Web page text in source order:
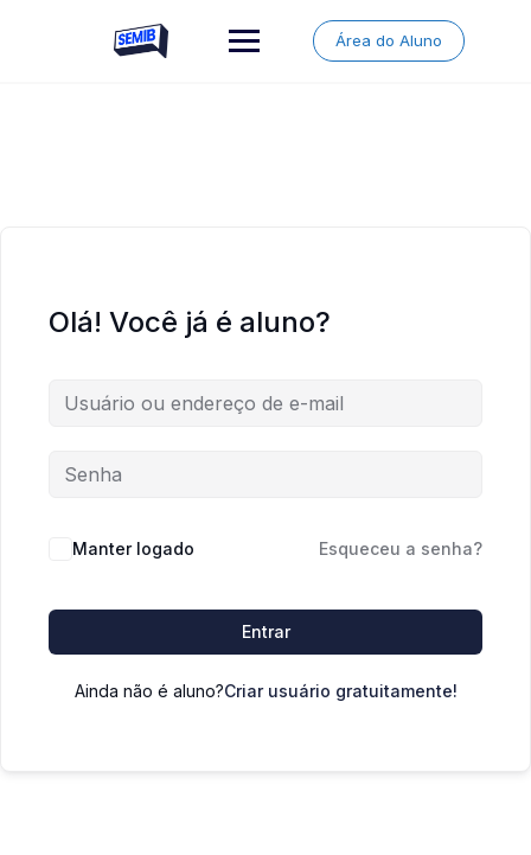
Área do Aluno
Olá! Você já é aluno?
Manter logado Esqueceu a senha?
Entrar
Ainda não é aluno?Criar usuário gratuitamente!